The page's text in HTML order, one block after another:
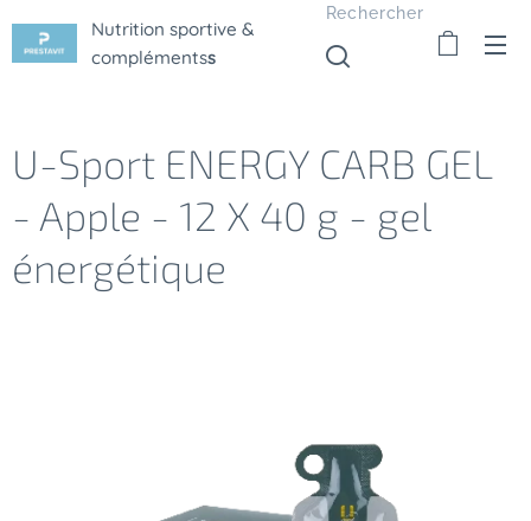
Nutrition sportive &
complémentss
Rechercher
U-Sport ENERGY CARB GEL
- Apple - 12 X 40 g - gel
énergétique